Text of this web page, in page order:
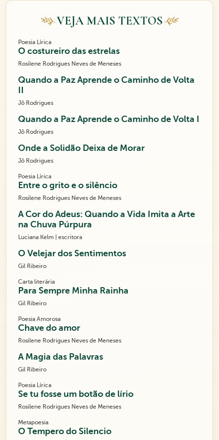
VEJA MAIS TEXTOS
Poesia Lírica
O costureiro das estrelas
Rosilene Rodrigues Neves de Meneses
Quando a Paz Aprende o Caminho de Volta
Jô Rodrigues
Quando a Paz Aprende o Caminho de Volta I
Jô Rodrigues
Onde a Solidão Deixa de Morar
Jô Rodrigues
Poesia Lírica
Entre o grito e o silêncio
Rosilene Rodrigues Neves de Meneses
A Cor do Adeus: Quando a Vida Imita a Arte
na Chuva Púrpura
Luciana Kelm | escritora
O Velejar dos Sentimentos
Gil Ribeiro
Carta literária
Para Sempre Minha Rainha
Gil Ribeiro
Poesia Amorosa
Chave do amor
Rosilene Rodrigues Neves de Meneses
A Magia das Palavras
Gil Ribeiro
Poesia Lírica
Se tu fosse um botão de lírio
Rosilene Rodrigues Neves de Meneses
Metapoesia
O Tempero do Silencio